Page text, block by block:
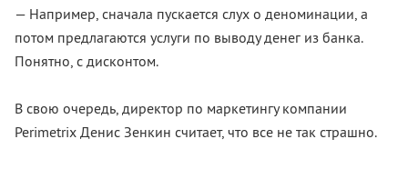
— Например, сначала пускается слух о деноминации, а
потом предлагаются услуги по выводу денег из банка.
Понятно, с дисконтом.
В свою очередь, директор по маркетингу компании
Perimetrix Денис Зенкин считает, что все не так страшно.